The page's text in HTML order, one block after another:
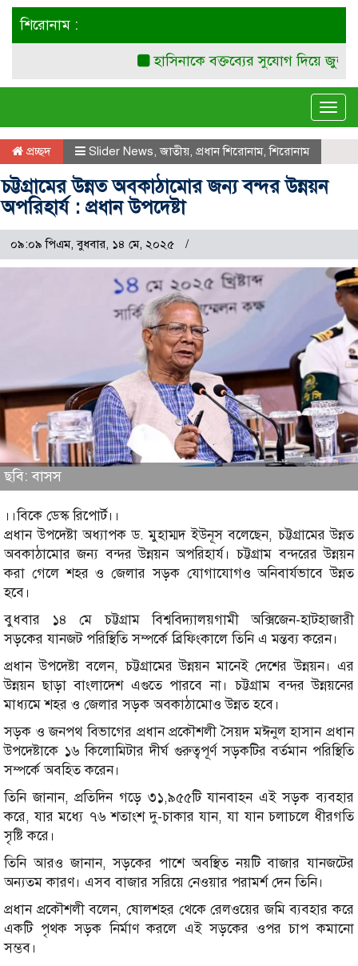
শিরোনাম :
হাসিনাকে বক্তব্যের সুযোগ দিয়ে জুলাই
প্রচ্ছদ Slider News,জাতীয়, প্রধান শিরোনাম,শিরোনাম
চট্টগ্রামের উন্নত অবকাঠামোর জন্য বন্দর উন্নয়ন
অপরিহার্য : প্রধান উপদেষ্টা
০৯:০৯ পিএম, বুধবার, ১৪ মে, ২০২৫
ছবি: বাসস
।।বিকে ডেস্ক রিপোর্ট।।
প্রধান উপদেষ্টা অধ্যাপক ড. মুহাম্মদ ইউনূস বলেছেন, চট্টগ্রামের উন্নত
অবকাঠামোর জন্য বন্দর উন্নয়ন অপরিহার্য। চট্টগ্রাম বন্দরের উন্নয়ন
করা গেলে শহর ও জেলার সড়ক যোগাযোগও অনিবার্যভাবে উন্নত
হবে।
বুধবার ১৪ মে চট্টগ্রাম বিশ্ববিদ্যালয়গামী অক্সিজেন-হাটহাজারী
সড়কের যানজট পরিস্থিতি সম্পর্কে ব্রিফিংকালে তিনি এ মন্তব্য করেন।
প্রধান উপদেষ্টা বলেন, চট্টগ্রামের উন্নয়ন মানেই দেশের উন্নয়ন। এর
উন্নয়ন ছাড়া বাংলাদেশ এগুতে পারবে না। চট্টগ্রাম বন্দর উন্নয়নের
মাধ্যমে শহর ও জেলার সড়ক অবকাঠামোও উন্নত হবে।
সড়ক ও জনপথ বিভাগের প্রধান প্রকৌশলী সৈয়দ মঈনুল হাসান প্রধান
উপদেষ্টাকে ১৬ কিলোমিটার দীর্ঘ গুরুত্বপূর্ণ সড়কটির বর্তমান পরিস্থিতি
সম্পর্কে অবহিত করেন।
তিনি জানান, প্রতিদিন গড়ে ৩১,৯৫৫টি যানবাহন এই সড়ক ব্যবহার
করে, যার মধ্যে ৭৬ শতাংশ দু-চাকার যান, যা যান চলাচলে ধীরগতি
সৃষ্টি করে।
তিনি আরও জানান, সড়কের পাশে অবস্থিত নয়টি বাজার যানজটের
অন্যতম কারণ। এসব বাজার সরিয়ে নেওয়ার পরামর্শ দেন তিনি।
প্রধান প্রকৌশলী বলেন, ষোলশহর থেকে রেলওয়ের জমি ব্যবহার করে
একটি পৃথক সড়ক নির্মাণ করলে এই সড়কের ওপর চাপ কমানো
সম্ভব।